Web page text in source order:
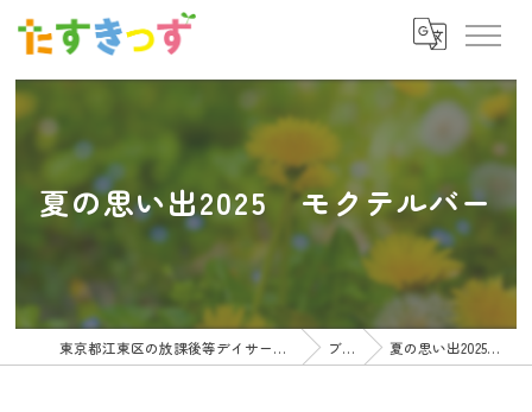
夏の思い出2025 モクテルバー
東京都江東区の放課後等デイサービスの求人ならたすきっず ブログ 夏の思い出2025 モクテルバー